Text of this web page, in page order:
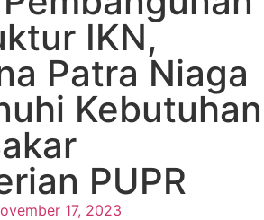
IKN,
Patra Niaga
Kebutuhan
PUPR
17, 2023